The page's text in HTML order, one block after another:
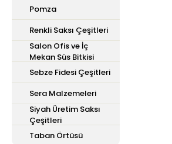
Pomza
Renkli Saksı Çeşitleri
Salon Ofis ve İç
Mekan Süs Bitkisi
Sebze Fidesi Çeşitleri
Sera Malzemeleri
Siyah Üretim Saksı
Çeşitleri
Taban Örtüsü